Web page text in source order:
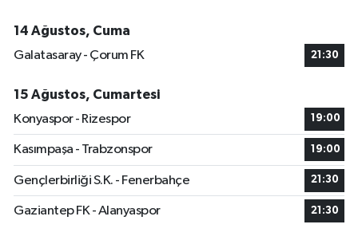
14 Ağustos, Cuma
Galatasaray - Çorum FK
21:30
15 Ağustos, Cumartesi
Konyaspor - Rizespor
19:00
Kasımpaşa - Trabzonspor 19:00
Gençlerbirliği S.K. - Fenerbahçe 21:30
Gaziantep FK - Alanyaspor 21:30